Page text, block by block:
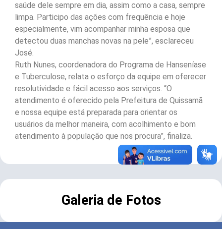
saúde dele sempre em dia, assim como a casa, sempre
limpa. Participo das ações com frequência e hoje
especialmente, vim acompanhar minha esposa que
detectou duas manchas novas na pele”, esclareceu
José.
Ruth Nunes, coordenadora do Programa de Hanseníase
e Tuberculose, relata o esforço da equipe em oferecer
resolutividade e fácil acesso aos serviços. “O
atendimento é oferecido pela Prefeitura de Quissamã
e nossa equipe está preparada para orientar os
usuários da melhor maneira, com acolhimento e bom
atendimento à população que nos procura”, finaliza.
Galeria de Fotos